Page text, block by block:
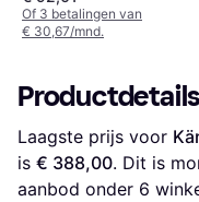
Of 3 betalingen van
€ 30,67/mnd.
Productdetails
Laagste prijs voor
is € 388,00. Dit is
aanbod onder 6